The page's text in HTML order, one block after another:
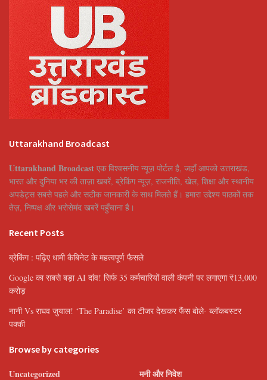
Uttarakhand Broadcast
Uttarakhand Broadcast एक विश्वसनीय न्यूज़ पोर्टल है, जहाँ आपको उत्तराखंड,
भारत और दुनिया भर की ताज़ा खबरें, ब्रेकिंग न्यूज़, राजनीति, खेल, शिक्षा और स्थानीय
अपडेट्स सबसे पहले और सटीक जानकारी के साथ मिलते हैं। हमारा उद्देश्य पाठकों तक
तेज़, निष्पक्ष और भरोसेमंद खबरें पहुँचाना है।
Recent Posts
ब्रेकिंग : पढ़िए धामी कैबिनेट के महत्वपूर्ण फैसले
Google का सबसे बड़ा AI दांव! सिर्फ 35 कर्मचारियों वाली कंपनी पर लगाएगा ₹13,000
करोड़
नानी Vs राघव जुयाल! ‘The Paradise’ का टीजर देखकर फैंस बोले- ब्लॉकबस्टर
पक्की
Browse by categories
Uncategorized
मनी और निवेश